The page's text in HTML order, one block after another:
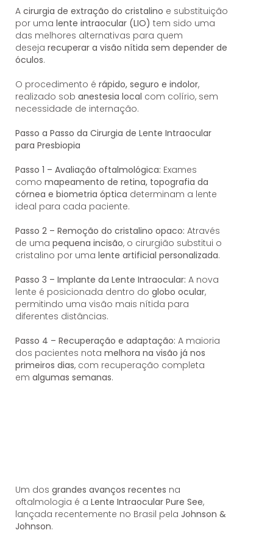
A cirurgia de extração do cristalino e substituição
por uma lente intraocular (LIO) tem sido uma
das melhores alternativas para quem
deseja recuperar a visão nítida sem depender de
óculos.
O procedimento é rápido, seguro e indolor,
realizado sob anestesia local com colírio, sem
necessidade de internação.
Passo a Passo da Cirurgia de Lente Intraocular
para Presbiopia
Passo 1 – Avaliação oftalmológica: Exames
como mapeamento de retina, topografia da
córnea e biometria óptica determinam a lente
ideal para cada paciente.
Passo 2 – Remoção do cristalino opaco: Através
de uma pequena incisão, o cirurgião substitui o
cristalino por uma lente artificial personalizada.
Passo 3 – Implante da Lente Intraocular: A nova
lente é posicionada dentro do globo ocular,
permitindo uma visão mais nítida para
diferentes distâncias.
Passo 4 – Recuperação e adaptação: A maioria
dos pacientes nota melhora na visão já nos
primeiros dias, com recuperação completa
em algumas semanas.
Um dos grandes avanços recentes na
oftalmologia é a Lente Intraocular Pure See,
lançada recentemente no Brasil pela Johnson &
Johnson.